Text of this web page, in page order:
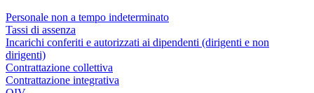
Personale non a tempo indeterminato
Tassi di assenza
Incarichi conferiti e autorizzati ai dipendenti (dirigenti e non
dirigenti)
Contrattazione collettiva
Contrattazione integrativa